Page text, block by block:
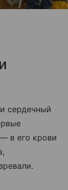
сердечный
в его крови